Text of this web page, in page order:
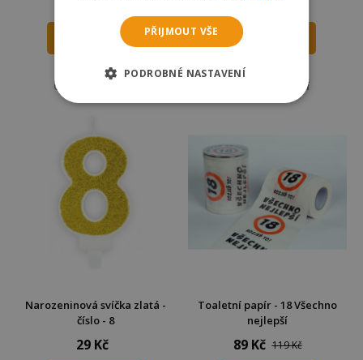
DO KOŠÍKU
Skladem
Odešleme
Skladem
pozítří
Narozeninová svíčka zlatá -
číslo - 8
29 Kč
Toaletní papír - 18 Všechno
nejlepší
89 Kč 119 Kč
PŘIJMOUT VŠE
PODROBNÉ NASTAVENÍ